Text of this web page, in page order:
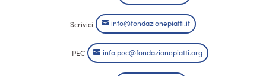
Scrivici info@fondazionepiatti.it
PEC info.pec@fondazionepiatti.org